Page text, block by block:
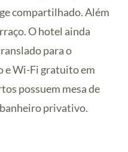
compartilhado. Além
O hotel ainda
para o
e Wi-Fi gratuito em
possuem mesa de
privativo.